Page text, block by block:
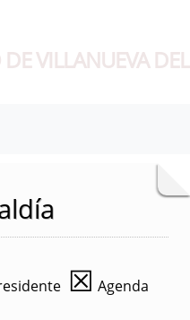
VILLANUEVA
☒ Agenda